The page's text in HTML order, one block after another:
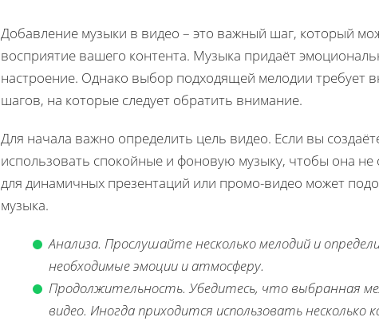
Добавление музыки в видео – это важный шаг, который
восприятие вашего контента. Музыка придаёт
настроение. Однако выбор подходящей мелодии требует
шагов, на которые следует обратить внимание.
Для начала важно определить цель видео. Если вы
использовать спокойные и фоновую музыку, чтобы она
для динамичных презентаций или промо-видео может
музыка.
Анализa. Прослушайте несколько мелодий и
необходимые эмоции и атмосферу.
Продолжительность. Убедитесь, что выбранная
видео. Иногда приходится использовать